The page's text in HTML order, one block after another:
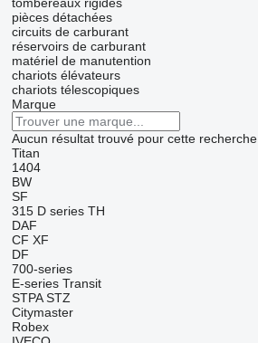
pièces détachées
circuits de carburant
réservoirs de carburant
matériel de manutention
chariots élévateurs
chariots télescopiques
Marque
Aucun résultat trouvé pour cette recherche
Titan
1404
BW
SF
315 D series TH
DAF
CF XF
DF
700-series
E-series Transit
STPA STZ
Citymaster
Robex